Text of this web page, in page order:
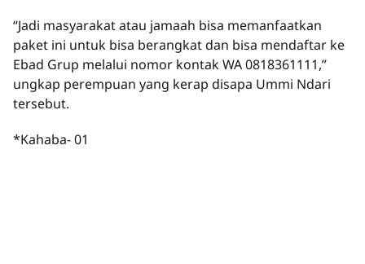
“Jadi masyarakat atau jamaah bisa memanfaatkan
paket ini untuk bisa berangkat dan bisa mendaftar ke
Ebad Grup melalui nomor kontak WA 0818361111,”
ungkap perempuan yang kerap disapa Ummi Ndari
tersebut.
*Kahaba- 01